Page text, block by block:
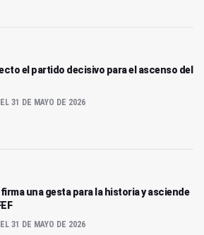
el partido decisivo para el ascenso del
31 DE MAYO DE 2026
firma una gesta para la historia y asciende
31 DE MAYO DE 2026